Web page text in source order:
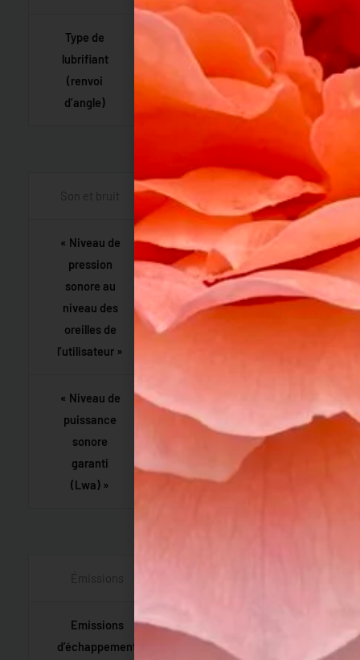
Type de
lubrifiant
(renvoi
d’angle)
Power grease
Son et bruit
« Niveau de
pression
sonore au
niveau des
oreilles de
l’utilisateur »
97,7 dB(A)
« Niveau de
puissance
sonore
garanti
(Lwa) »
Émissions
Emissions
d’échappement
28,2 g/kWh